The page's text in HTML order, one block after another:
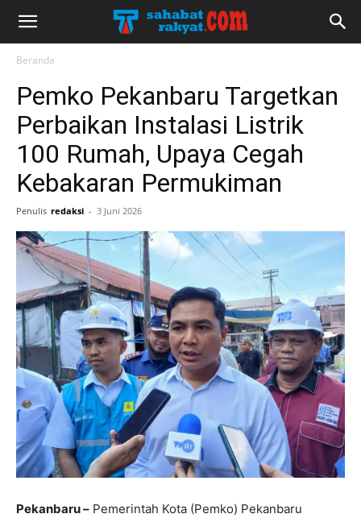
Beranda
Pemko Pekanbaru Targetkan
Perbaikan Instalasi Listrik
100 Rumah, Upaya Cegah
Kebakaran Permukiman
Penulis redaksi - 3 Juni 2026
Pekanbaru – Pemerintah Kota (Pemko) Pekanbaru